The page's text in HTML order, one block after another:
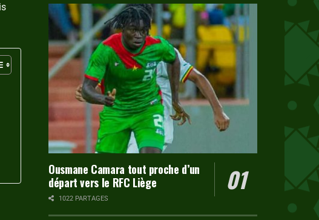
Ousmane Camara tout proche d’un
départ vers le RFC Liège
1022 PARTAGES